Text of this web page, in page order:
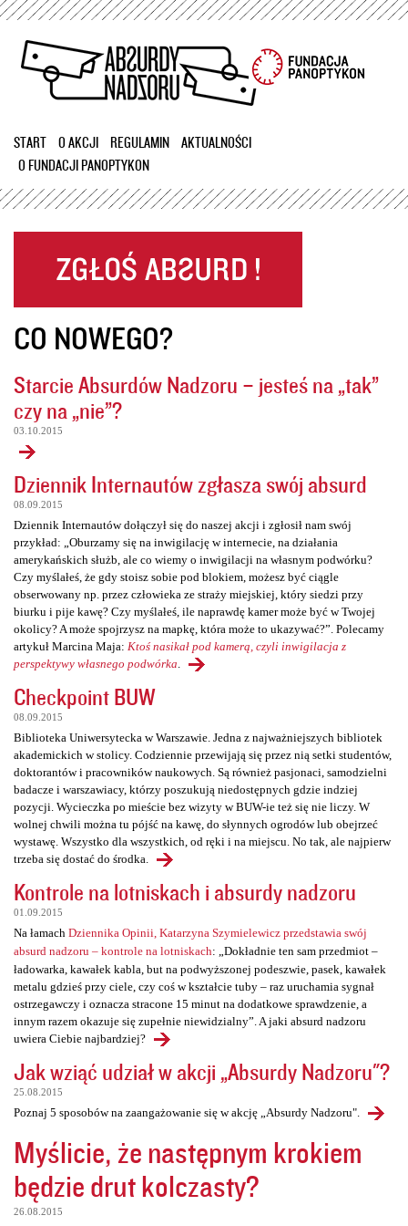
Przejdź
treści
START O AKCJI REGULAMIN
AKTUALNOŚCI
O FUNDACJI PANOPTYKON
CO NOWEGO?
Starcie Absurdów Nadzoru – jesteś na „tak”
czy na „nie”?
03.10.2015
Dziennik Internautów zgłasza swój absurd
08.09.2015
Dziennik Internautów dołączył się do naszej akcji i zgłosił nam swój
przykład: „Oburzamy się na inwigilację w internecie, na działania
amerykańskich służb, ale co wiemy o inwigilacji na własnym podwórku?
Czy myślałeś, że gdy stoisz sobie pod blokiem, możesz być ciągle
obserwowany np. przez człowieka ze straży miejskiej, który siedzi przy
biurku i pije kawę? Czy myślałeś, ile naprawdę kamer może być w Twojej
okolicy? A może spojrzysz na mapkę, która może to ukazywać?”. Polecamy
artykuł Marcina Maja: Ktoś nasikał pod kamerą, czyli inwigilacja z
perspektywy własnego podwórka
Checkpoint BUW
08.09.2015
Biblioteka Uniwersytecka w Warszawie. Jedna z najważniejszych bibliotek
akademickich w stolicy. Codziennie przewijają się przez nią setki studentów,
doktorantów i pracowników naukowych. Są również pasjonaci, samodzielni
badacze i warszawiacy, którzy poszukują niedostępnych gdzie indziej
pozycji. Wycieczka po mieście bez wizyty w BUW-ie też się nie liczy. W
wolnej chwili można tu pójść na kawę, do słynnych ogrodów lub obejrzeć
wystawę. Wszystko dla wszystkich, od ręki i na miejscu. No tak, ale najpierw
trzeba się dostać do środka.
Kontrole na lotniskach i absurdy nadzoru
01.09.2015
Na łamach Dziennika Opinii, Katarzyna Szymielewicz przedstawia swój
absurd nadzoru – kontrole na lotniskach: „Dokładnie ten sam przedmiot –
ładowarka, kawałek kabla, but na podwyższonej podeszwie, pasek, kawałek
metalu gdzieś przy ciele, czy coś w kształcie tuby – raz uruchamia sygnał
ostrzegawczy i oznacza stracone 15 minut na dodatkowe sprawdzenie, a
innym razem okazuje się zupełnie niewidzialny”. A jaki absurd nadzoru
uwiera Ciebie najbardziej?
Jak wziąć udział w akcji „Absurdy Nadzoru"?
25.08.2015
Poznaj 5 sposobów na zaangażowanie się w akcję „Absurdy Nadzoru".
Myślicie, że następnym krokiem
będzie drut kolczasty?
26.08.2015